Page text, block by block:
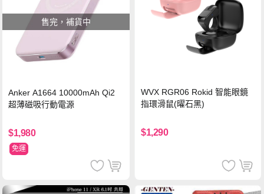
售完，補貨中
Anker A1664 10000mAh Qi2
超薄磁吸行動電源
$1,980
免運
WVX RGR06 Rokid 智能眼鏡
指環滑鼠(曜石黑)
$1,290